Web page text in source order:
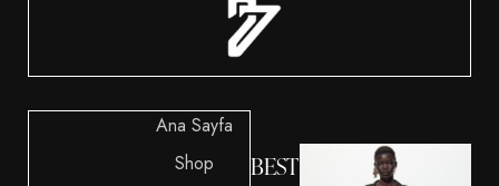
Ana Sayfa
Shop
BEST